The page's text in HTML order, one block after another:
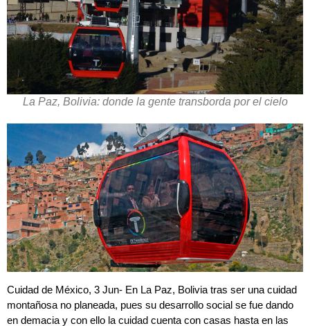
La Paz, Bolivia: donde la gente transborda por el cielo
Cuidad de México, 3 Jun- En La Paz, Bolivia tras ser una cuidad
montañosa no planeada, pues su desarrollo social se fue dando
en demacia y con ello la cuidad cuenta con casas hasta en las